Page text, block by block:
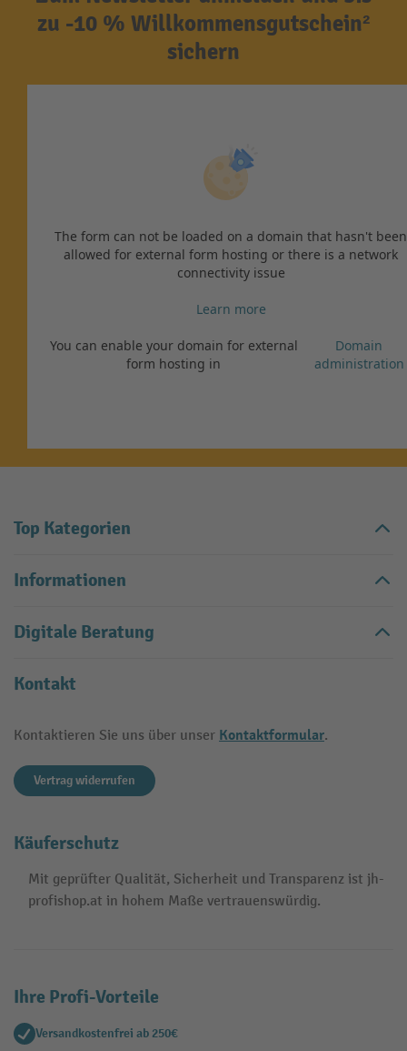
zu -10 % Willkommensgutschein²
sichern
The form can not be loaded on a domain that hasn't been
allowed for external form hosting or there is a network
connectivity issue
Learn more
You can enable your domain for external
form hosting in
Domain
administration
Top Kategorien
Informationen
Digitale Beratung
Kontakt
Kontaktieren Sie uns über unser Kontaktformular.
Vertrag widerrufen
Käuferschutz
Mit geprüfter Qualität, Sicherheit und Transparenz ist jh-
profishop.at in hohem Maße vertrauenswürdig.
Ihre Profi-Vorteile
Versandkostenfrei ab 250€